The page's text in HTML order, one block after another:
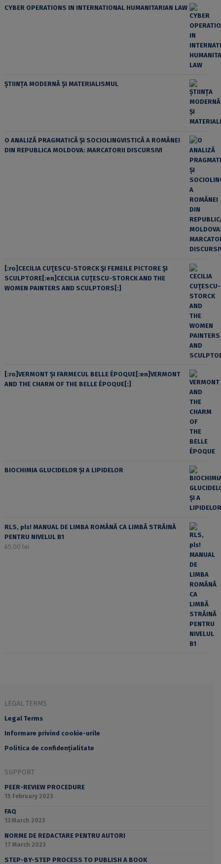
CYBER OPERATIONS IN INTERNATIONAL HUMANITARIAN LAW
ȘTIINȚA MODERNĂ ȘI MATERIALISMUL
O ANALIZĂ PRAGMATICĂ ȘI SOCIOLINGVISTICĂ A ROMÂNEI
DIN REPUBLICA MOLDOVA: MARCATORII DISCURSIVI
[:ro]CECILIA CUŢESCU-STORCK ŞI FEMEILE PICTORE ŞI
SCULPTORE[:en]CECILIA CUŢESCU-STORCK AND THE
WOMEN PAINTERS AND SCULPTORS[:]
[:ro]VERMONT ȘI FARMECUL BELLE ÉPOQUE[:en]VERMONT
AND THE CHARM OF THE BELLE ÉPOQUE[:]
BIOCHIMIA GLUCIDELOR ȘI A LIPIDELOR
RLS, pls! MANUAL DE LIMBA ROMÂNĂ CA LIMBĂ STRĂINĂ
PENTRU NIVELUL B1
65,00 lei
LEGAL TERMS
Legal Terms
Informare privind cookie-urile
Politica de confidențialitate
SUPPORT
PEER-REVIEW PROCEDURE
15 February 2023
FAQ
13 March 2023
NORME DE REDACTARE PENTRU AUTORI
17 March 2023
STEP-BY-STEP PROCESS TO PUBLISH A BOOK